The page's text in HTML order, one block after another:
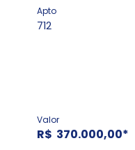
Valor
R$ 370.000,00*
Apto
712